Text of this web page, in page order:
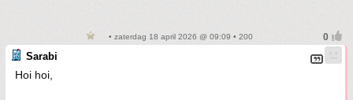
• zaterdag 18 april 2026 @ 09:09 • 200
Sarabi
Hoi hoi,